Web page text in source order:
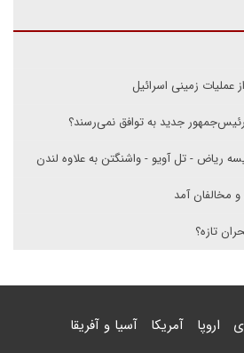
عملیات زمینی اسرائیل
رئیس‌جمهور جدید به توافق نمی‌رسند؟
ریاض - تل آویو - واشنگتن به علاوه لندن
مخالفان آمد
تازه؟
اروپا آمریکا آسیا و آفریقا